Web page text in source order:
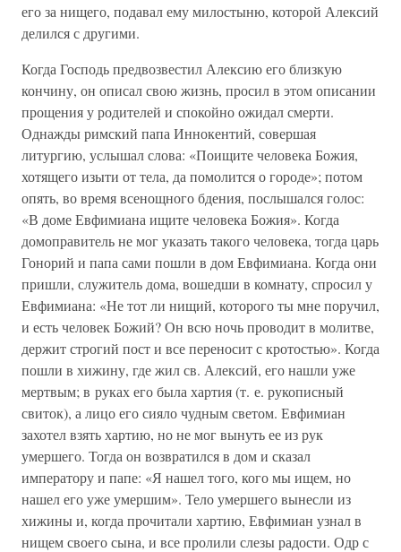
его за нищего, подавал ему милостыню, которой Алексий
делился с другими.
Когда Господь предвозвестил Алексию его близкую
кончину, он описал свою жизнь, просил в этом описании
прощения у родителей и спокойно ожидал смерти.
Однажды римский папа Иннокентий, совершая
литургию, услышал слова: «Поищите человека Божия,
хотящего изыти от тела, да помолится о городе»; потом
опять, во время всенощного бдения, послышался голос:
«В доме Евфимиана ищите человека Божия». Когда
домоправитель не мог указать такого человека, тогда царь
Гонорий и папа сами пошли в дом Евфимиана. Когда они
пришли, служитель дома, вошедши в комнату, спросил у
Евфимиана: «Не тот ли нищий, которого ты мне поручил,
и есть человек Божий? Он всю ночь проводит в молитве,
держит строгий пост и все переносит с кротостью». Когда
пошли в хижину, где жил св. Алексий, его нашли уже
мертвым; в руках его была хартия (т. е. рукописный
свиток), а лицо его сияло чудным светом. Евфимиан
захотел взять хартию, но не мог вынуть ее из рук
умершего. Тогда он возвратился в дом и сказал
императору и папе: «Я нашел того, кого мы ищем, но
нашел его уже умершим». Тело умершего вынесли из
хижины и, когда прочитали хартию, Евфимиан узнал в
нищем своего сына, и все пролили слезы радости. Одр с